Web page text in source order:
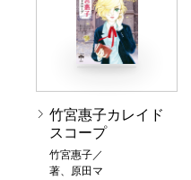
竹宮惠子カレイド
スコープ
竹宮惠子／
著、原田マ